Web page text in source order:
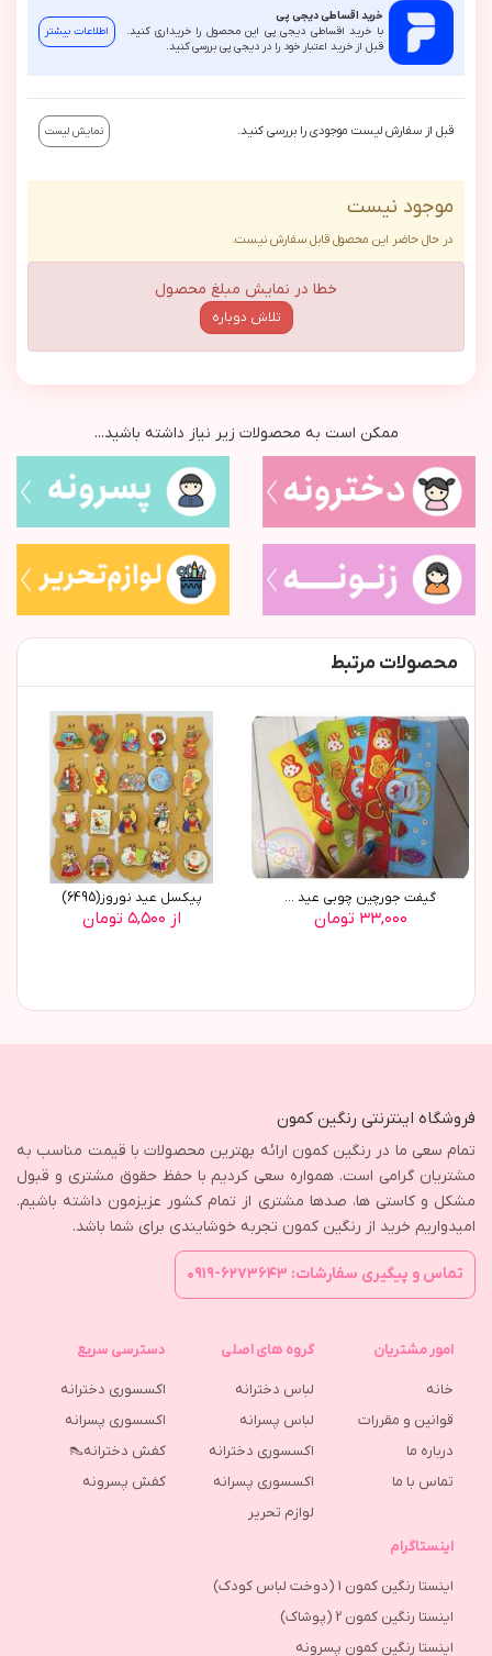
خرید اقساطی دیجی پی
با خرید اقساطی دیجی پی این محصول را خریداری کنید.
قبل از خرید اعتبار خود را در دیجی پی بررسی کنید.
اطلاعات بیشتر
قبل از سفارش لیست موجودی را بررسی کنید. نمایش لیست
موجود نیست
در حال حاضر این محصول قابل سفارش نیست.
خطا در نمایش مبلغ محصول
تلاش دوباره
ممکن است به محصولات زیر نیاز داشته باشید...
محصولات مرتبط
گیفت جورچین چوبی عید ...
۳۳,۰۰۰ تومان
پیکسل عید نوروز(6495)
از ۵,۵۰۰ تومان
فروشگاه اینترنتی رنگین کمون
تمام سعی ما در رنگین کمون ارائه بهترین محصولات با قیمت مناسب به
مشتریان گرامی است. همواره سعی کردیم با حفظ حقوق مشتری و قبول
مشکل و کاستی ها، صدها مشتری از تمام کشور عزیزمون داشته باشیم.
امیدواریم خرید از رنگین کمون تجربه خوشایندی برای شما باشد.
تماس و پیگیری سفارشات: ۶۲۷۳۶۴۳-۰۹۱۹
امور مشتریان
خانه
قوانین و مقررات
درباره ما
تماس با ما
گروه های اصلی
لباس دخترانه
لباس پسرانه
اکسسوری دخترانه
اکسسوری پسرانه
لوازم تحریر
دسترسی سریع
اکسسوری دخترانه
اکسسوری پسرانه
کفش دخترانه👠
كفش پسرونه
اینستاگرام
اینستا رنگین کمون 1 (دوخت لباس کودک)
اینستا رنگین کمون 2 (پوشاک)
اینستا رنگین کمون پسرونه